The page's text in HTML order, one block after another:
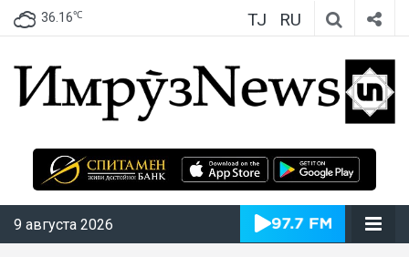
36.16℃ TJ RU
ИмрӯзNews
9 августа 2026